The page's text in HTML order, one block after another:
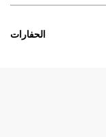
الحفارات